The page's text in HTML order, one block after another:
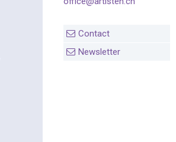
Contact
Newsletter